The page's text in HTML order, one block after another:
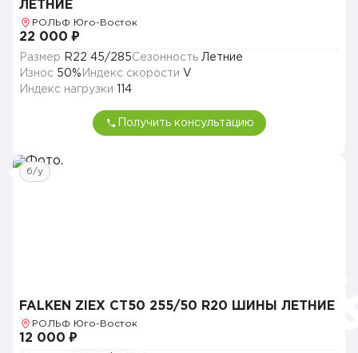
ЛЕТНИЕ
РОЛЬФ Юго-Восток
22 000 ₽
Размер R22 45/285Сезонность Летние
Износ 50% Индекс скорости V
Индекс нагрузки
114
Получить консультацию
б/у
FALKEN ZIEX CT50 255/50 R20 ШИНЫ ЛЕТНИЕ
РОЛЬФ Юго-Восток
12 000 ₽